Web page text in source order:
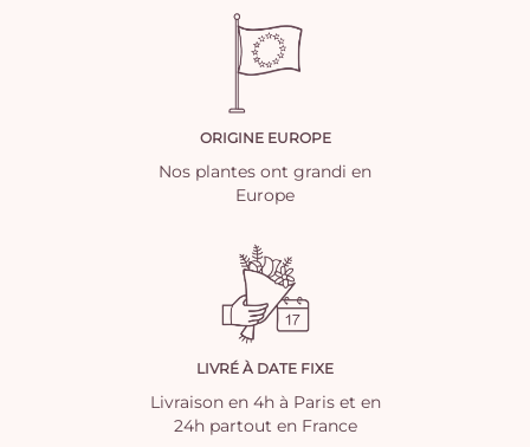
ORIGINE EUROPE
Nos plantes ont grandi en
Europe
LIVRÉ À DATE FIXE
Livraison en 4h à Paris et en
24h partout en France